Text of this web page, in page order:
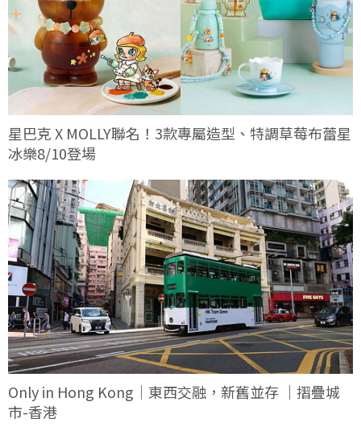
星巴克 X MOLLY聯名！3款專屬造型、特調草莓布蕾星
冰樂8/10登場
Only in Hong Kong｜東西交融，新舊並存 ｜摺疊城
市-香港